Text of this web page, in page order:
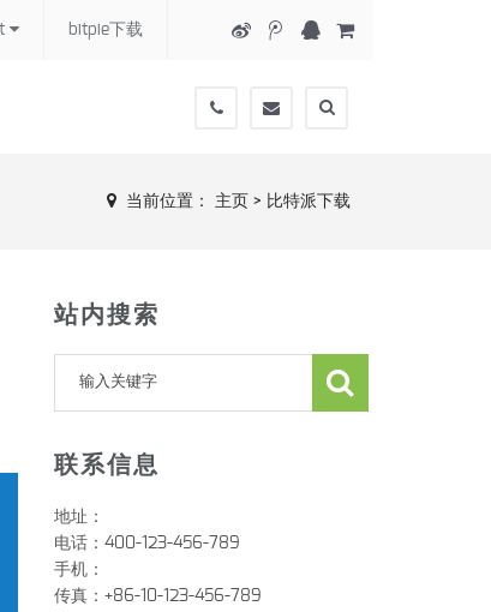
admin@gmail.com
400-
bitpie下载
当前位置： 主页 > 比特派下载
站内搜索
联系信息
地址：
电话：400-123-456-789
手机：
传真：+86-10-123-456-789